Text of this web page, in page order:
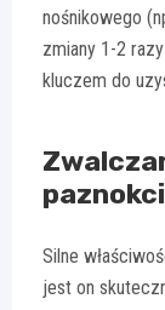
nośnikowego
zmiany 1-2
kluczem do
paznokci
Silne
jest on